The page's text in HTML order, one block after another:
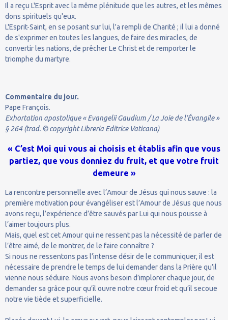
Il a reçu L'Esprit avec la même plénitude que les autres, et les mêmes
dons spirituels qu'eux.
L'Esprit-Saint, en se posant sur lui, l'a rempli de Charité ; il lui a donné
de s'exprimer en toutes les langues, de faire des miracles, de
convertir les nations, de prêcher Le Christ et de remporter le
triomphe du martyre.
Commentaire du jour.
Pape François.
Exhortation apostolique « Evangelii Gaudium / La Joie de l’Évangile »
§ 264 (trad. © copyright Libreria Editrice Vaticana)
« C’est Moi qui vous ai choisis et établis afin que vous
partiez, que vous donniez du fruit, et que votre fruit
demeure »
La rencontre personnelle avec l’Amour de Jésus qui nous sauve : la
première motivation pour évangéliser est l’Amour de Jésus que nous
avons reçu, l’expérience d’être sauvés par Lui qui nous pousse à
l’aimer toujours plus.
Mais, quel est cet Amour qui ne ressent pas la nécessité de parler de
l’être aimé, de le montrer, de le faire connaître ?
Si nous ne ressentons pas l’intense désir de le communiquer, il est
nécessaire de prendre le temps de lui demander dans la Prière qu’il
vienne nous séduire. Nous avons besoin d’implorer chaque jour, de
demander sa grâce pour qu’il ouvre notre cœur froid et qu’il secoue
notre vie tiède et superficielle.